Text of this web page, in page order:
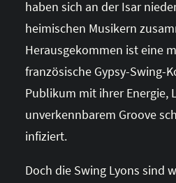
haben sich an der Isar
heimischen Musikern
Herausgekommen ist eine
französische Gypsy-Swing-
Publikum mit ihrer Energie,
unverkennbarem Groove
infiziert.
Doch die Swing Lyons sind